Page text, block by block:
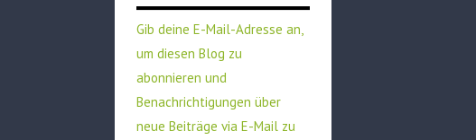
Gib deine E-Mail-Adresse an,
um diesen Blog zu
abonnieren und
Benachrichtigungen über
neue Beiträge via E-Mail zu